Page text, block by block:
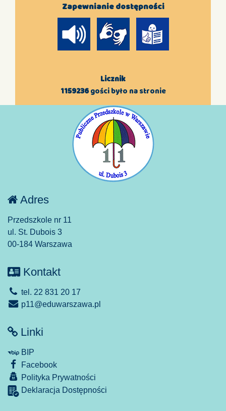
Zapewnianie dostępności
Licznik
1159236gości było na stronie
Adres
Przedszkole nr 11
ul. St. Dubois 3
00-184 Warszawa
Kontakt
tel. 22 831 20 17
p11@eduwarszawa.pl
Linki
BIP
Facebook
Polityka Prywatności
Deklaracja Dostępności